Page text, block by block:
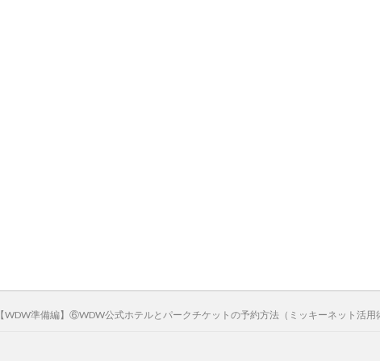
【WDW準備編】⑥WDW公式ホテルとパークチケットの予約方法（ミッキーネット活用